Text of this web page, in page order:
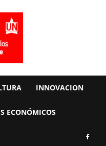
INNOVACION
ECONÓMICOS